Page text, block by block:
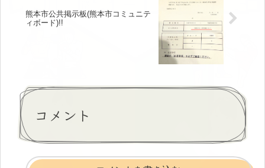
熊本市公共掲示板(熊本市コミュニテ
ィボード)!!
コメント